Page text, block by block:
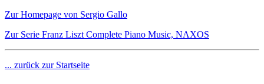
Zur Homepage von Sergio Gallo
Zur Serie Franz Liszt Complete Piano Music, NAXOS
... zurück zur Startseite